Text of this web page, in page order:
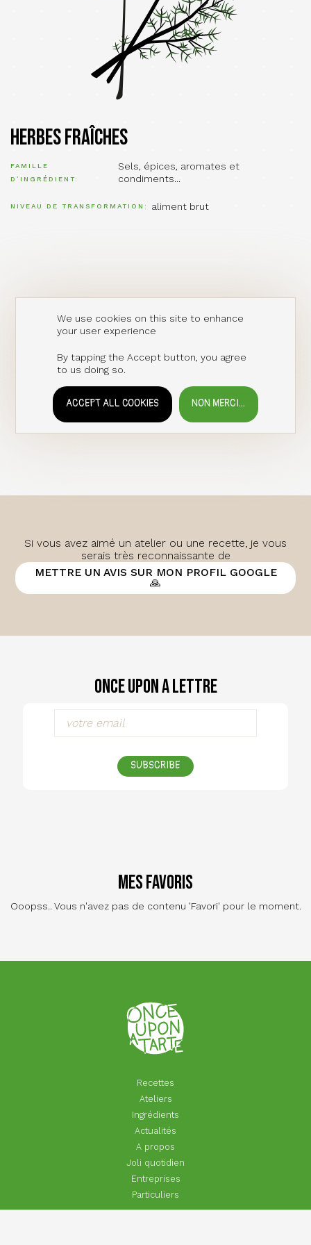
Herbes fraîches
FAMILLE
D’INGRÉDIENT
Sels, épices, aromates et
condiments...
NIVEAU DE TRANSFORMATION aliment brut
Si vous avez aimé un atelier ou une recette, je vous
serais très reconnaissante de
METTRE UN AVIS SUR MON PROFIL GOOGLE
🙏
Once Upon a Lettre
SUBSCRIBE
Mes favoris
Ooopss.. Vous n'avez pas de contenu 'Favori' pour le moment.
Recettes
Ateliers
Ingrédients
Actualités
A propos
Joli quotidien
Entreprises
Particuliers
We use cookies on this site to enhance
your user experience
By tapping the Accept button, you agree
to us doing so.
NON MERCI...
ACCEPT ALL COOKIESWITHDRAW CONSENT